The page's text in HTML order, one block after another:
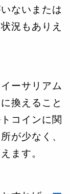
ないまたは
況もありえ
ーサリアム
換えること
コインに関
が少なく、
ます。